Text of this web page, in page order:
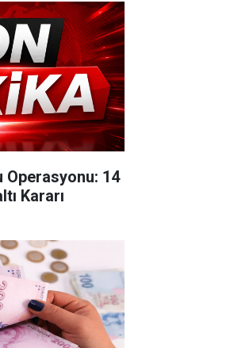
Operasyonu: 14
Kararı